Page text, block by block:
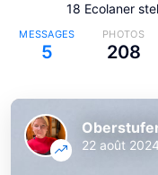
18 Ecolaner
MESSAGES
5
PHOTOS
208
22 août 2024